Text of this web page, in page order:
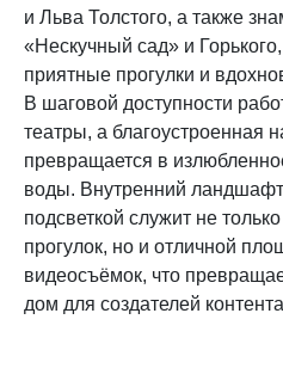
и Льва Толстого, а также
«Нескучный сад» и
приятные прогулки и
В шаговой доступности
театры, а благоустроенная
превращается в
воды. Внутренний
подсветкой служит не
прогулок, но и отличной
видеосъёмок, что
дом для создателей